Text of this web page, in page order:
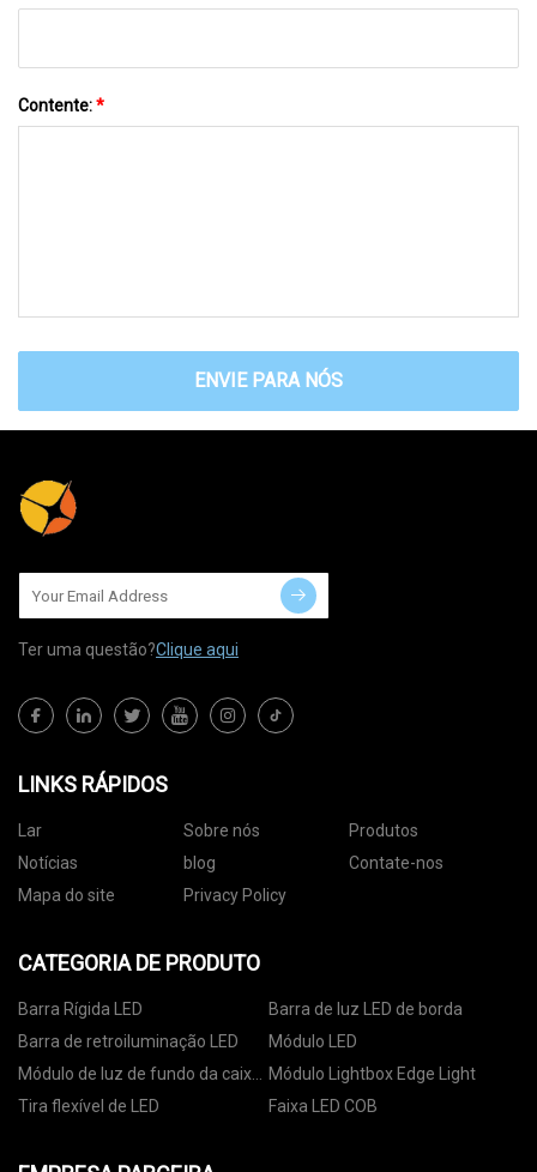
Contente:*
ENVIE PARA NÓS
Ter uma questão?Clique aqui
LINKS RÁPIDOS
Lar Sobre nós
Produtos
Notícias
blog
Contate-nos
Mapa do site
Privacy Policy
CATEGORIA DE PRODUTO
Barra Rígida LED
Barra de luz LED de borda
Barra de retroiluminação LED
Módulo LED
Módulo de luz de fundo da caixa
de luz
Módulo Lightbox Edge Light
Tira flexível de LED
Faixa LED COB